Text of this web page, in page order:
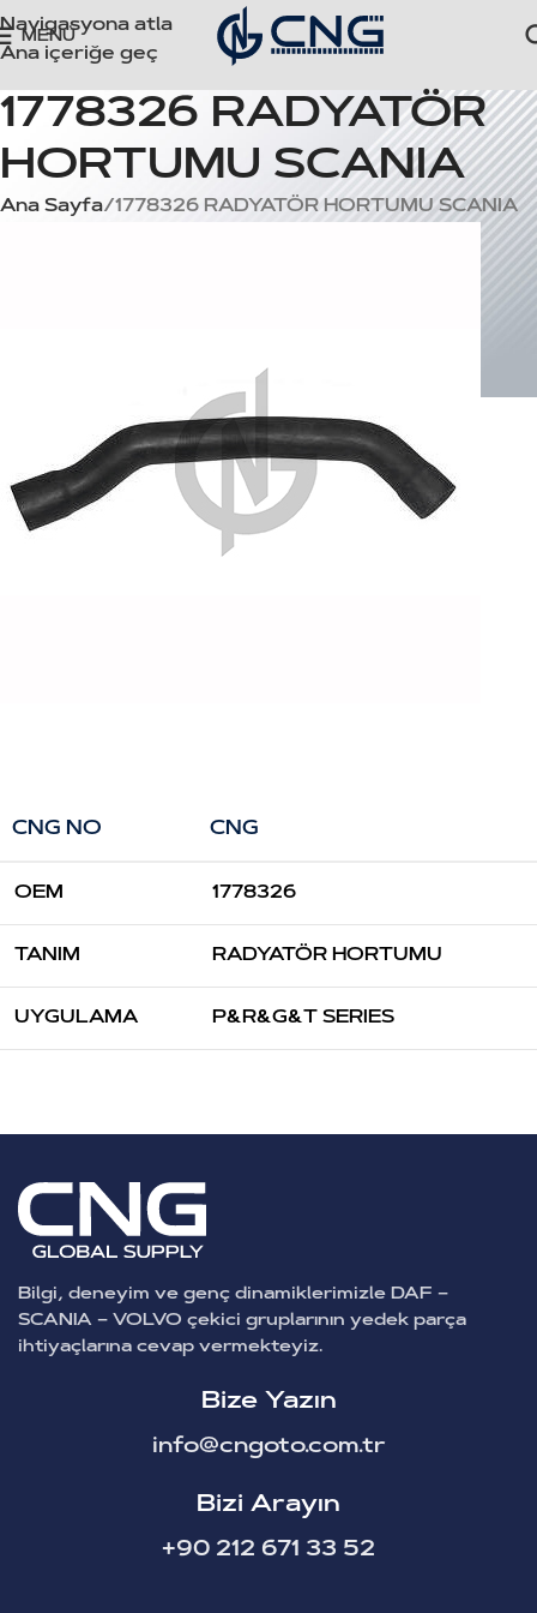
Navigasyona atla
Ana içeriğe geç
MENÜ
1778326 RADYATÖR
HORTUMU SCANIA
Ana Sayfa 1778326 RADYATÖR HORTUMU SCANIA
CNG NO CNG
OEM 1778326
TANIM RADYATÖR HORTUMU
UYGULAMA P&R&G&T SERIES
Bilgi, deneyim ve genç dinamiklerimizle DAF –
SCANIA – VOLVO çekici gruplarının yedek parça
ihtiyaçlarına cevap vermekteyiz.
Bize Yazın
info@cngoto.com.tr
Bizi Arayın
+90 212 671 33 52